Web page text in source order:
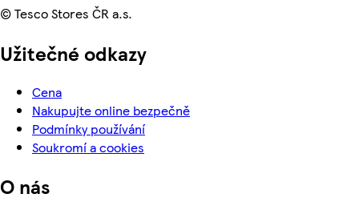
© Tesco Stores ČR a.s.
Užitečné odkazy
Cena
Nakupujte online bezpečně
Podmínky používání
Soukromí a cookies
O nás